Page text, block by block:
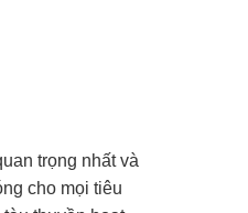
trọng nhất và
cho mọi tiêu